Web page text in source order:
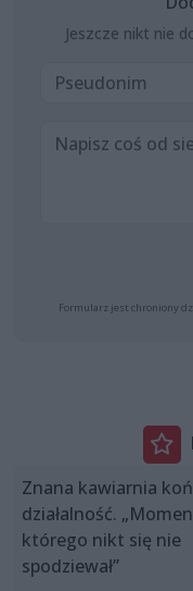
Jeszcze nikt nie
Formularz jest chroniony
Znana kawiarnia
działalność.
którego nikt się nie
spodziewał”